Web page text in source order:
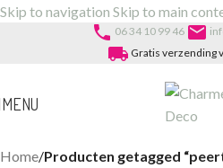
Skip to navigation Skip to main
phone 06 34 10 99 46 email
local_shipping Gratis verzending
MENU
Home/Producten getagged